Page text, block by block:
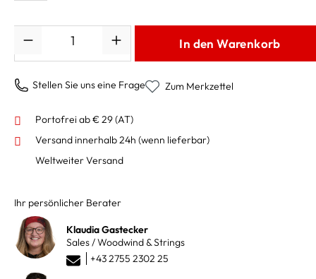
In den Warenkorb
Stellen Sie uns eine Frage Zum Merkzettel
Portofrei ab € 29 (AT)
Versand innerhalb 24h (wenn lieferbar)
Weltweiter Versand
Ihr persönlicher Berater
Klaudia Gastecker
Sales / Woodwind & Strings
+43 2755 2302 25